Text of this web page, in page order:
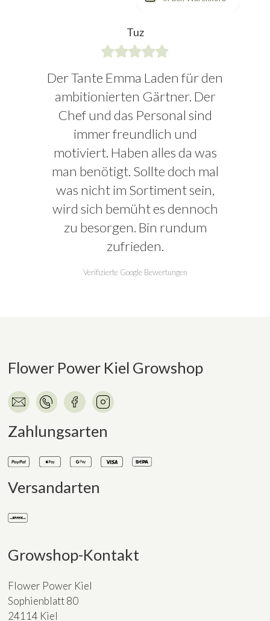
Tuz
Der Tante Emma Laden für den
ambitionierten Gärtner. Der
Chef und das Personal sind
immer freundlich und
motiviert. Haben alles da was
man benötigt. Sollte doch mal
was nicht im Sortiment sein,
wird sich bemüht es dennoch
zu besorgen. Bin rundum
zufrieden.
Verifizierte Google Bewertungen
Flower Power Kiel Growshop
Zahlungsarten
Versandarten
Growshop-Kontakt
Flower Power Kiel
Sophienblatt 80
24114 Kiel